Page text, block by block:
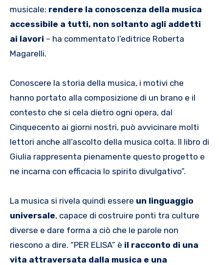
musicale: rendere la conoscenza della musica
accessibile a tutti, non soltanto agli addetti
ai lavori – ha commentato l’editrice Roberta
Magarelli.
Conoscere la storia della musica, i motivi che
hanno portato alla composizione di un brano e il
contesto che si cela dietro ogni opera, dal
Cinquecento ai giorni nostri, può avvicinare molti
lettori anche all’ascolto della musica colta. Il libro di
Giulia rappresenta pienamente questo progetto e
ne incarna con efficacia lo spirito divulgativo”.
La musica si rivela quindi essere un linguaggio
universale, capace di costruire ponti tra culture
diverse e dare forma a ciò che le parole non
riescono a dire. “PER ELISA” è il racconto di una
vita attraversata dalla musica e una